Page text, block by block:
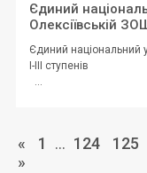
Єдиний
Олексіївській ЗОШ
Єдиний національний
І-ІІІ ступенів
...
« 1 … 124 125
»